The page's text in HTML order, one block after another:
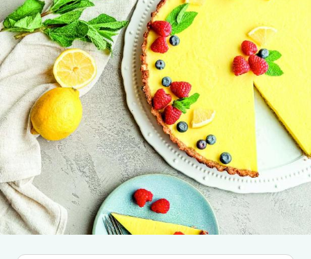
Untermenü
Untermenü
Untermenü
Untermenü